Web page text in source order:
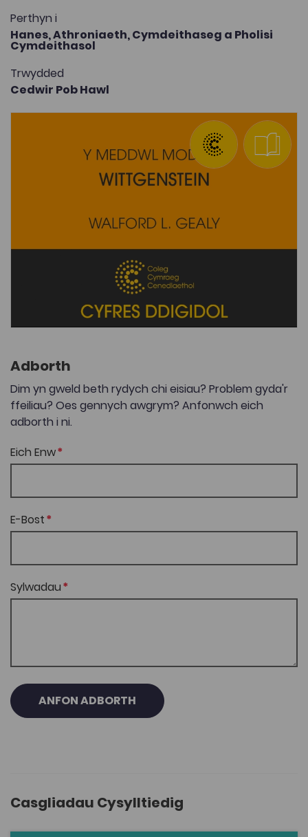
Perthyn i
Hanes,Athroniaeth,Cymdeithaseg a Pholisi
Cymdeithasol
Trwydded
Cedwir Pob Hawl
Adborth
Dim yn gweld beth rydych chi eisiau? Problem gyda'r
ffeiliau? Oes gennych awgrym? Anfonwch eich
adborth i ni.
Eich Enw
E-Bost
Sylwadau
ANFON ADBORTH
Casgliadau Cysylltiedig